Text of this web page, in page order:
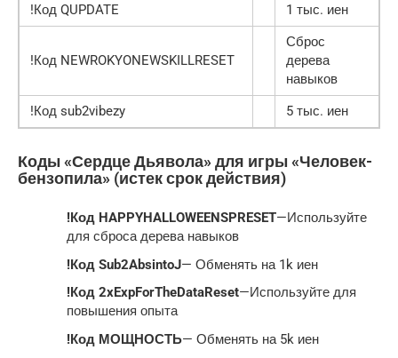
!Код QUPDATE
1 тыс. иен
!Код NEWROKYONEWSKILLRESET
Сброс
дерева
навыков
!Код sub2vibezy
5 тыс. иен
Коды «Сердце Дьявола» для игры «Человек-
бензопила» (истек срок действия)
!Код HAPPYHALLOWEENSPRESET—Используйте
для сброса дерева навыков
!Код Sub2AbsintoJ— Обменять на 1k иен
!Код 2xExpForTheDataReset—Используйте для
повышения опыта
!Код МОЩНОСТЬ— Обменять на 5k иен